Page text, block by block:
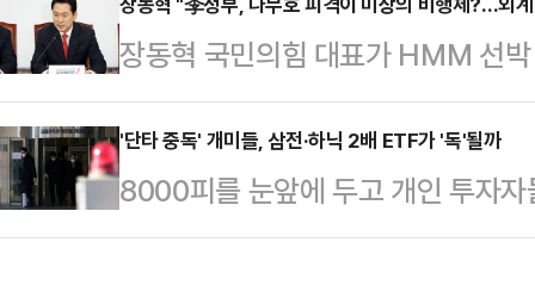
유해 지분율 6.23%(4월22일 기준
보고서 기준 455만5963주
순이익이 적자로 돌아선 가운데 해
로 이어지고 있다는 것이다.한화그
서울 중구 한화빌딩 앞에서 기자회
공동 요구안 이행과 공식 교섭을 촉
사 노조들이 안전 및 노동 환경 악
조는 성과급 지급률 하락…
장동혁 국민의힘 대표가 HMM 선
행체에 타격을 당했다는 외교부 발
공격이라도 있었던 것이냐"라고 꼬
최고위원회의에서 "이재명 정부는
없다. 국민들이 묻고 있다. 이재명
'단타 중독' 개미들, 삼전·하닉 2배 ETF가 '독'될까
8000피를 눈앞에 두고 개인 투자
타 중심의 개미 투자 성향이 '독'이